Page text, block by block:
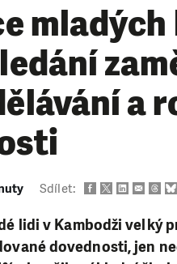
a
Sdílet:
lidi v Kambodži velký
dovednosti, jen